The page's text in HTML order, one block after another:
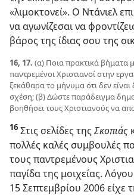
«λιμοκτονεί». Ο Ντάνιελ
να αγωνίζεσαι να
βάρος της ίδιας σου της
16, 17. (α) Ποια πρακτικά βήματα
παντρεμένοι Χριστιανοί στην
ξεκάθαρα το μήνυμα ότι δεν είναι
σχέση; (β) Δώστε παράδειγμα
βοηθήσει τους Χριστιανούς να
16 Στις σελίδες της Σκοπιάς
πολλές καλές συμβουλές
τους παντρεμένους
παγίδα της μοιχείας.
15 Σεπτεμβρίου 2006 είχε